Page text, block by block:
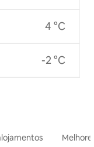
4 °C
-2 °C